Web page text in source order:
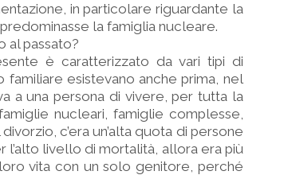
in particolare riguardante la
la famiglia nucleare.
al passato?
è caratterizzato da vari tipi di
esistevano anche prima, nel
a una persona di vivere, per tutta la
nucleari, famiglie complesse,
c’era un’alta quota di persone
l’alto livello di mortalità, allora era più
vita con un solo genitore, perché